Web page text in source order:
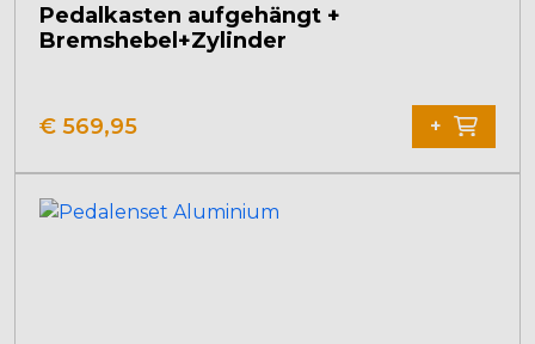
Pedalkasten aufgehängt +
Bremshebel+Zylinder
€ 569,95 +